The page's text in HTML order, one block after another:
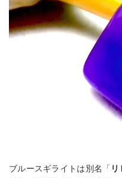
ブルースギライトは別名「